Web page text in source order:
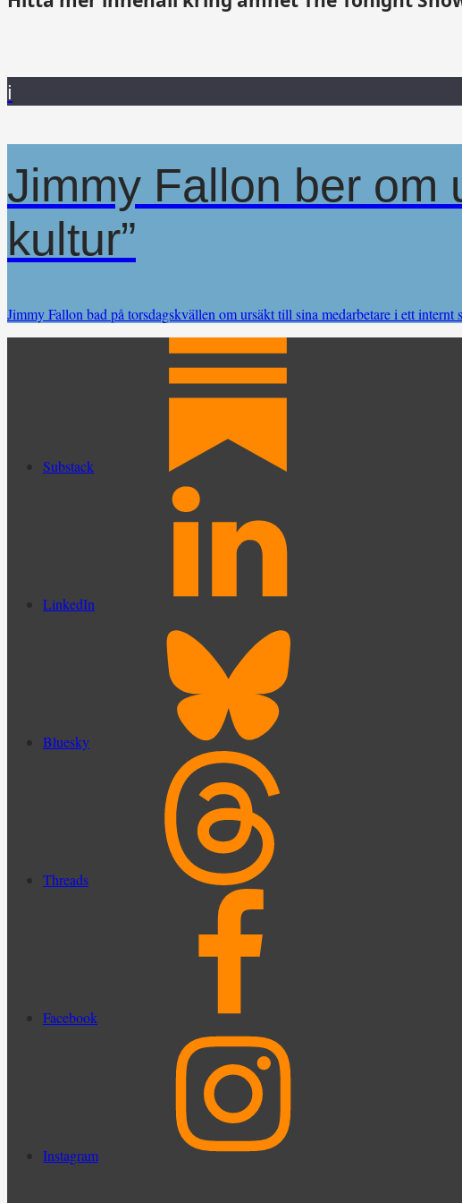
i
Jimmy Fallon ber om
kultur”
Jimmy Fallon bad på torsdagskvällen om ursäkt till sina medarbetare i ett
Substack
LinkedIn
Bluesky
Threads
Facebook
Instagram